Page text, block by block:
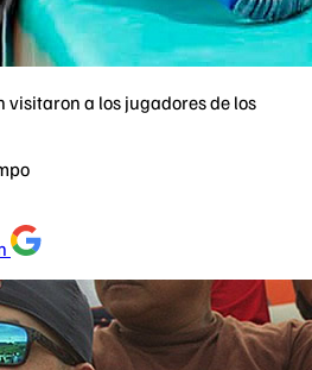
visitaron a los jugadores de los